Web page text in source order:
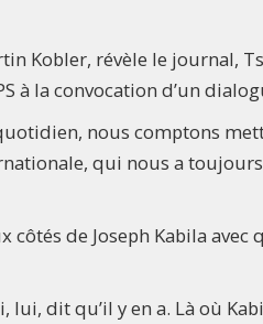
Kobler, révèle le journal,
à la convocation d’un
nous comptons
qui nous a
côtés de Joseph Kabila avec
lui, dit qu’il y en a. Là où